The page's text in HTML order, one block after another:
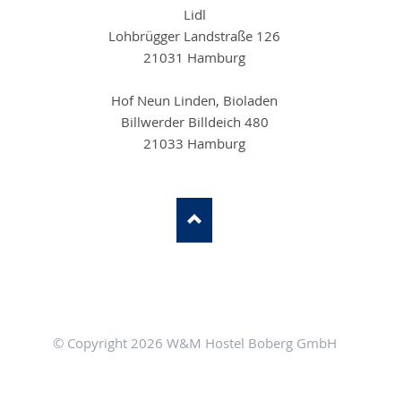
Lidl
Lohbrügger Landstraße 126
21031 Hamburg
Hof Neun Linden, Bioladen
Billwerder Billdeich 480
21033 Hamburg
© Copyright 2026 W&M Hostel Boberg GmbH